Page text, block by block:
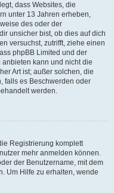
dass Websites, die
unter 13 Jahren erheben,
des oder der
unsicher bist, ob dies auf dich
versuchst, zutrifft, ziehe einen
phpBB Limited und der
kann und nicht die
Art ist; außer solchen, die
falls es Beschwerden oder
werden.
Registrierung komplett
mehr anmelden können.
der Benutzername, mit dem
Um Hilfe zu erhalten, wende